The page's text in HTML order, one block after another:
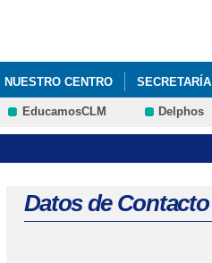
NUESTRO CENTRO SECRETARÍA
EducamosCLM Delphos
Datos de Contacto